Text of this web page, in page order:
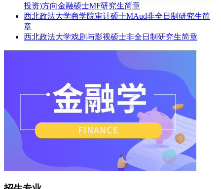
投资)方向金融硕士MF研究生简章
西北政法大学商学院审计硕士MAud非全日制研究生简
章
西北政法大学戏剧与影视硕士非全日制研究生简章